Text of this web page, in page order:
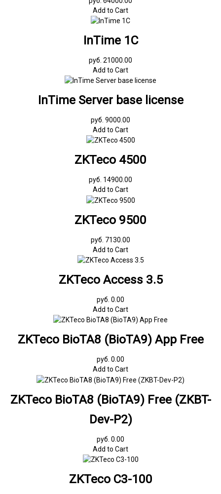
Add to Cart
InTime 1С
руб. 21000.00
Add to Cart
InTime Server base license
руб. 9000.00
Add to Cart
ZKTeco 4500
руб. 14900.00
Add to Cart
ZKTeco 9500
руб. 7130.00
Add to Cart
ZKTeco Access 3.5
руб. 0.00
Add to Cart
ZKTeco BioTA8 (BioTA9) App Free
руб. 0.00
Add to Cart
ZKTeco BioTA8 (BioTA9) Free (ZKBT-
Dev-P2)
руб. 0.00
Add to Cart
ZKTeco C3-100